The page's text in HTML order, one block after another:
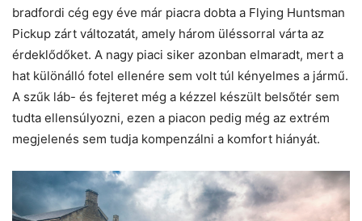
bradfordi cég egy éve már piacra dobta a Flying Huntsman
Pickup zárt változatát, amely három üléssorral várta az
érdeklődőket. A nagy piaci siker azonban elmaradt, mert a
hat különálló fotel ellenére sem volt túl kényelmes a jármű.
A szűk láb- és fejteret még a kézzel készült belsőtér sem
tudta ellensúlyozni, ezen a piacon pedig még az extrém
megjelenés sem tudja kompenzálni a komfort hiányát.